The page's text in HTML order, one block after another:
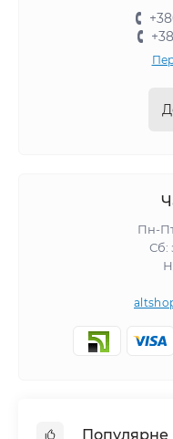
Пн-
Сб:
Популярне